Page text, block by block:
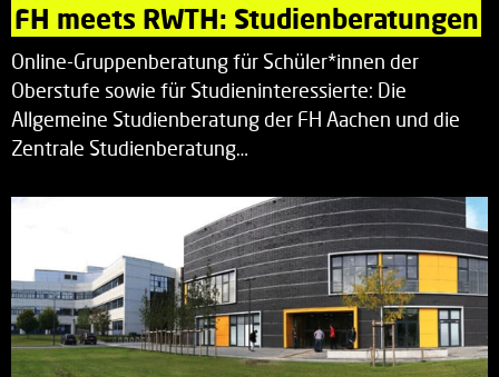
FH meets RWTH: Studienberatungen
Online-Gruppenberatung für Schüler*innen der
Oberstufe sowie für Studieninteressierte: Die
Allgemeine Studienberatung der FH Aachen und die
Zentrale Studienberatung…